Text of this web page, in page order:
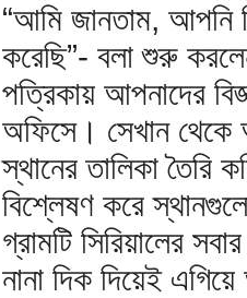
“আমি জানতাম, আপনি
করেছি”- বলা শুরু
পত্রিকায় আপনাদের
অফিসে। সেখান থেকে
স্থানের তালিকা তৈরি
বিশ্লেষণ করে
গ্রামটি সিরিয়ালের
নানা দিক দিয়েই